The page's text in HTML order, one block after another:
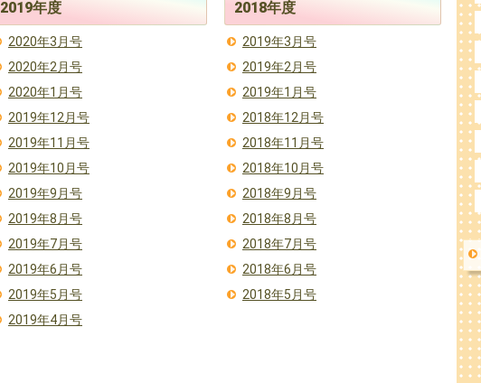
2019年度
2020年3月号
2020年2月号
2020年1月号
2019年12月号
2019年11月号
2019年10月号
2019年9月号
2019年8月号
2019年7月号
2019年6月号
2019年5月号
2019年4月号
2018年度
2019年3月号
2019年2月号
2019年1月号
2018年12月号
2018年11月号
2018年10月号
2018年9月号
2018年8月号
2018年7月号
2018年6月号
2018年5月号